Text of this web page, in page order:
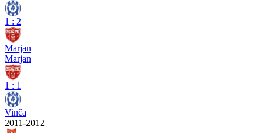
1 : 2
Marjan
Marjan
1 : 1
Vinča
2011-2012